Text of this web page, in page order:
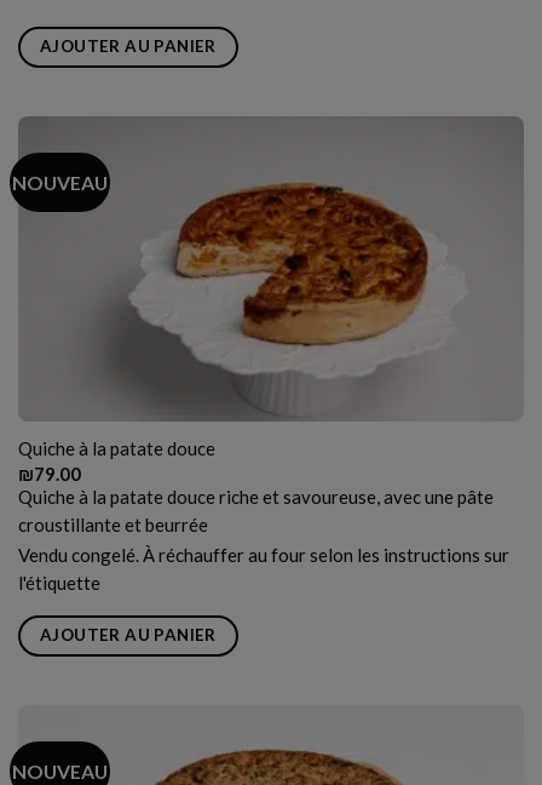
AJOUTER AU PANIER
NOUVEAU
Quiche à la patate douce
₪79.00
Quiche à la patate douce riche et savoureuse, avec une pâte
croustillante et beurrée
Vendu congelé. À réchauffer au four selon les instructions sur
l'étiquette
AJOUTER AU PANIER
NOUVEAU